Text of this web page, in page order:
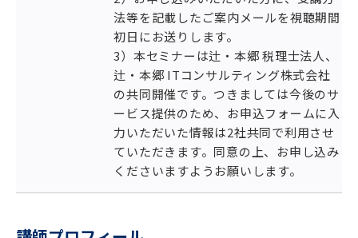
法等を記載したご案内メールを視聴期間
初日にお送りします。
3）本セミナーは辻・本郷 税理士法人、
辻・本郷 ITコンサルティング株式会社
の共同開催です。つきましては今後のサ
ービス提供のため、お申込フォームに入
力いただいた情報は2社共同で利用させ
ていただきます。同意の上、お申し込み
くださいますようお願いします。